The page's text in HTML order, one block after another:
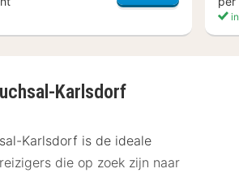
Karlsdorf
Karlsdorf is de ideale
die op zoek zijn naar